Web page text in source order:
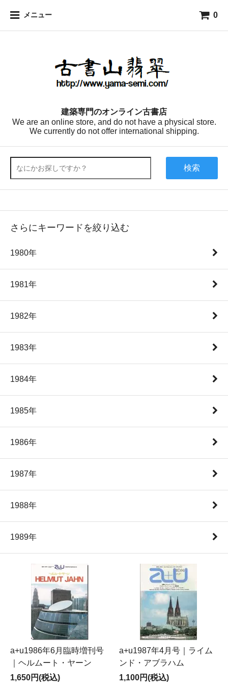
メニュー 0
建築専門のオンライン古書店
We are an online store, and do not have a physical store.
We currently do not offer international shipping.
検索
さらにキーワードを絞り込む
1980年
1981年
1982年
1983年
1984年
1985年
1986年
1987年
1988年
1989年
a+u1986年6月臨時増刊号
｜ヘルムート・ヤーン
1,650円(税込)
a+u1987年4月号｜ライム
ンド・アブラハム
1,100円(税込)